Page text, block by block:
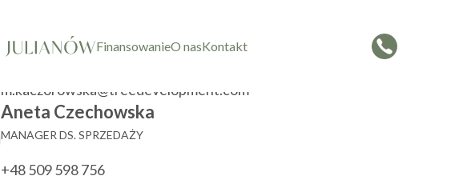
FinansowanieO nasKontakt
KIEROWNIK DZIAŁU SPRZEDAŻY
m.kaczorowska@treedevelopment.com
Aneta Czechowska
MANAGER DS. SPRZEDAŻY
+48 509 598 756